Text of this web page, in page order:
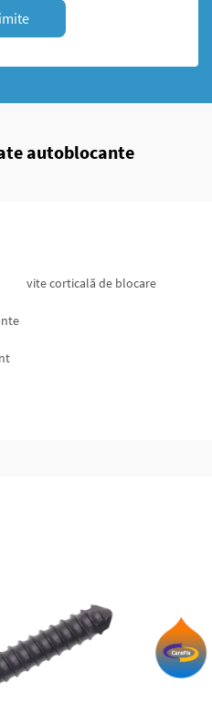
autoblocante
vite corticală de blocare